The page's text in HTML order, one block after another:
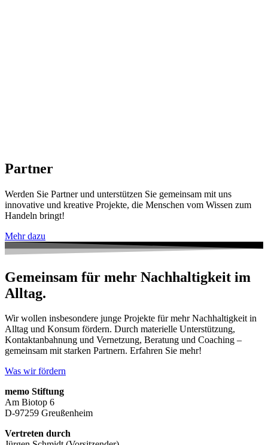
Partner
Werden Sie Partner und unterstützen Sie gemeinsam mit uns
innovative und kreative Projekte, die Menschen vom Wissen zum
Handeln bringt!
Mehr dazu
Gemeinsam für mehr Nachhaltigkeit im
Alltag.
Wir wollen insbesondere junge Projekte für mehr Nachhaltigkeit in
Alltag und Konsum fördern. Durch materielle Unterstützung,
Kontaktanbahnung und Vernetzung, Beratung und Coaching –
gemeinsam mit starken Partnern. Erfahren Sie mehr!
Was wir fördern
memo Stiftung
Am Biotop 6
D-97259 Greußenheim
Vertreten durch